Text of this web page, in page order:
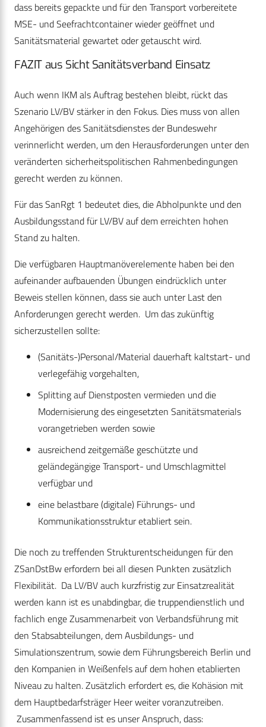
dass bereits gepackte und für den Transport vorbereitete
MSE- und Seefrachtcontainer wieder geöffnet und
Sanitätsmaterial gewartet oder getauscht wird.
FAZIT aus Sicht Sanitätsverband Einsatz
Auch wenn IKM als Auftrag bestehen bleibt, rückt das
Szenario LV/BV stärker in den Fokus. Dies muss von allen
Angehörigen des Sanitätsdienstes der Bundeswehr
verinnerlicht werden, um den Herausforderungen unter den
veränderten sicherheitspolitischen Rahmenbedingungen
gerecht werden zu können.
Für das SanRgt 1 bedeutet dies, die Abholpunkte und den
Ausbildungsstand für LV/BV auf dem erreichten hohen
Stand zu halten.
Die verfügbaren Hauptmanöverelemente haben bei den
aufeinander aufbauenden Übungen eindrücklich unter
Beweis stellen können, dass sie auch unter Last den
Anforderungen gerecht werden. Um das zukünftig
sicherzustellen sollte:
(Sanitäts-)Personal/Material dauerhaft kaltstart- und
verlegefähig vorgehalten,
Splitting auf Dienstposten vermieden und die
Modernisierung des eingesetzten Sanitätsmaterials
vorangetrieben werden sowie
ausreichend zeitgemäße geschützte und
geländegängige Transport- und Umschlagmittel
verfügbar und
eine belastbare (digitale) Führungs- und
Kommunikationsstruktur etabliert sein.
Die noch zu treffenden Strukturentscheidungen für den
ZSanDstBw erfordern bei all diesen Punkten zusätzlich
Flexibilität. Da LV/BV auch kurzfristig zur Einsatzrealität
werden kann ist es unabdingbar, die truppendienstlich und
fachlich enge Zusammenarbeit von Verbandsführung mit
den Stabsabteilungen, dem Ausbildungs- und
Simulationszentrum, sowie dem Führungsbereich Berlin und
den Kompanien in Weißenfels auf dem hohen etablierten
Niveau zu halten. Zusätzlich erfordert es, die Kohäsion mit
dem Hauptbedarfsträger Heer weiter voranzutreiben.
Zusammenfassend ist es unser Anspruch, dass: